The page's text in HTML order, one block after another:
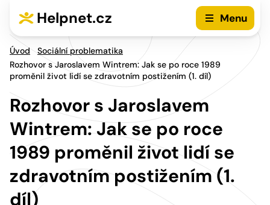
Helpnet.cz Menu
Úvod
Sociální problematika
Rozhovor s Jaroslavem Wintrem: Jak se po roce 1989
proměnil život lidí se zdravotním postižením (1. díl)
Rozhovor s Jaroslavem
Wintrem: Jak se po roce
1989 proměnil život lidí se
zdravotním postižením (1.
díl)